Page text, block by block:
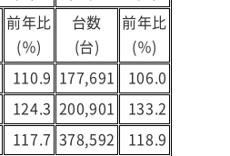
前年比
(％)
台数
(台)
前年比
(％)
110.9 177,691 106.0
124.3 200,901 133.2
117.7 378,592 118.9